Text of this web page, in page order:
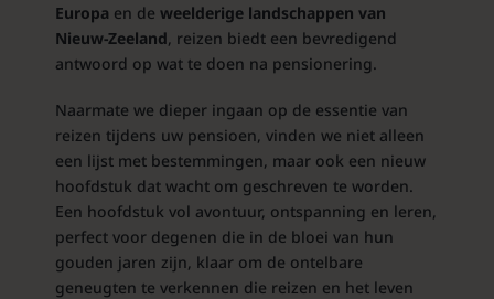
Europa en de weelderige landschappen van
Nieuw-Zeeland, reizen biedt een bevredigend
antwoord op wat te doen na pensionering.
Naarmate we dieper ingaan op de essentie van
reizen tijdens uw pensioen, vinden we niet alleen
een lijst met bestemmingen, maar ook een nieuw
hoofdstuk dat wacht om geschreven te worden.
Een hoofdstuk vol avontuur, ontspanning en leren,
perfect voor degenen die in de bloei van hun
gouden jaren zijn, klaar om de ontelbare
geneugten te verkennen die reizen en het leven